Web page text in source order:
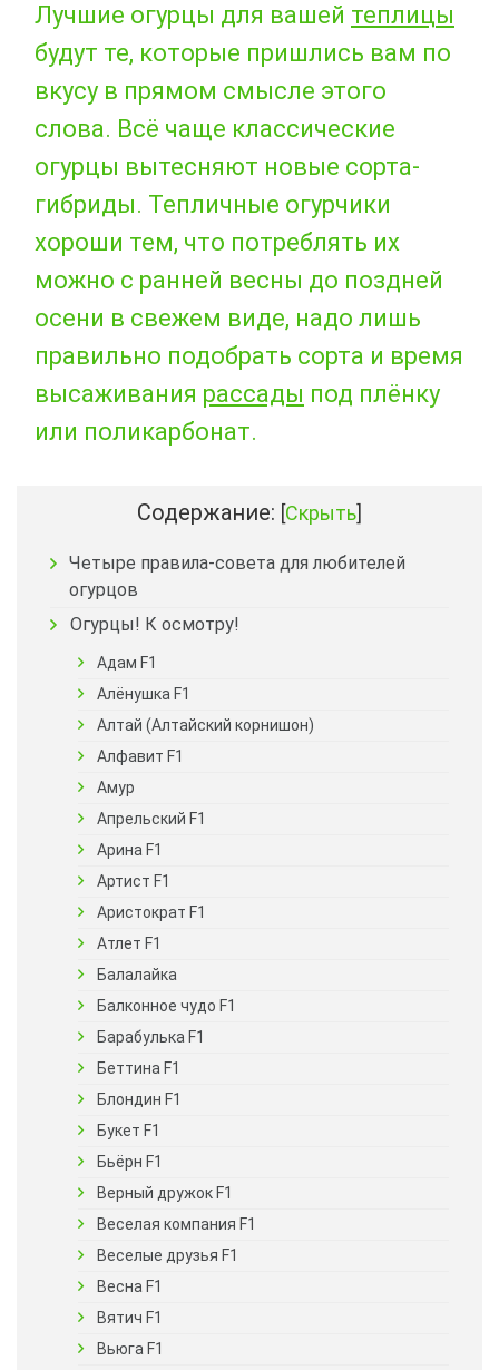
Лучшие огурцы для вашей теплицы
будут те, которые пришлись вам по
вкусу в прямом смысле этого
слова. Всё чаще классические
огурцы вытесняют новые сорта-
гибриды. Тепличные огурчики
хороши тем, что потреблять их
можно с ранней весны до поздней
осени в свежем виде, надо лишь
правильно подобрать сорта и время
высаживания рассады под плёнку
или поликарбонат.
Содержание: [Скрыть]
Четыре правила-совета для любителей
огурцов
Огурцы! К осмотру!
Адам F1
Алёнушка F1
Алтай (Алтайский корнишон)
Алфавит F1
Амур
Апрельский F1
Арина F1
Артист F1
Аристократ F1
Атлет F1
Балалайка
Балконное чудо F1
Барабулька F1
Беттина F1
Блондин F1
Букет F1
Бьёрн F1
Верный дружок F1
Веселая компания F1
Веселые друзья F1
Весна F1
Вятич F1
Вьюга F1